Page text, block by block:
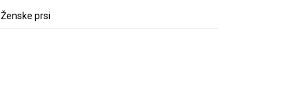
Ženske prsi